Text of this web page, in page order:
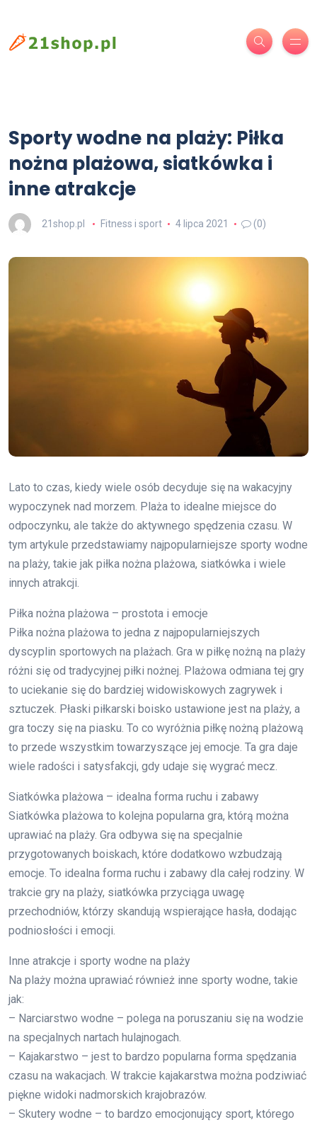
Sporty wodne na plaży: Piłka
nożna plażowa, siatkówka i
inne atrakcje
21shop.pl Fitness i sport 4 lipca 2021 (0)
Lato to czas, kiedy wiele osób decyduje się na wakacyjny
wypoczynek nad morzem. Plaża to idealne miejsce do
odpoczynku, ale także do aktywnego spędzenia czasu. W
tym artykule przedstawiamy najpopularniejsze sporty wodne
na plaży, takie jak piłka nożna plażowa, siatkówka i wiele
innych atrakcji.
Piłka nożna plażowa – prostota i emocje
Piłka nożna plażowa to jedna z najpopularniejszych
dyscyplin sportowych na plażach. Gra w piłkę nożną na plaży
różni się od tradycyjnej piłki nożnej. Plażowa odmiana tej gry
to uciekanie się do bardziej widowiskowych zagrywek i
sztuczek. Płaski piłkarski boisko ustawione jest na plaży, a
gra toczy się na piasku. To co wyróżnia piłkę nożną plażową
to przede wszystkim towarzyszące jej emocje. Ta gra daje
wiele radości i satysfakcji, gdy udaje się wygrać mecz.
Siatkówka plażowa – idealna forma ruchu i zabawy
Siatkówka plażowa to kolejna popularna gra, którą można
uprawiać na plaży. Gra odbywa się na specjalnie
przygotowanych boiskach, które dodatkowo wzbudzają
emocje. To idealna forma ruchu i zabawy dla całej rodziny. W
trakcie gry na plaży, siatkówka przyciąga uwagę
przechodniów, którzy skandują wspierające hasła, dodając
podniosłości i emocji.
Inne atrakcje i sporty wodne na plaży
Na plaży można uprawiać również inne sporty wodne, takie
jak:
– Narciarstwo wodne – polega na poruszaniu się na wodzie
na specjalnych nartach hulajnogach.
– Kajakarstwo – jest to bardzo popularna forma spędzania
czasu na wakacjach. W trakcie kajakarstwa można podziwiać
piękne widoki nadmorskich krajobrazów.
– Skutery wodne – to bardzo emocjonujący sport, którego